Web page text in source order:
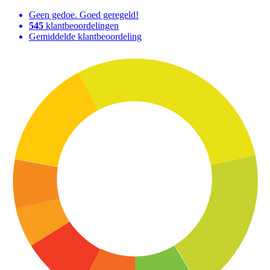
Geen gedoe. Goed geregeld!
545 klantbeoordelingen
Gemiddelde klantbeoordeling